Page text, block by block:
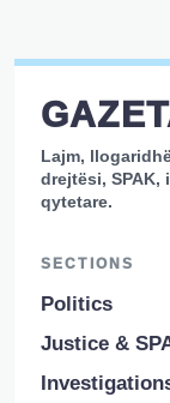
Lajm,
drejtësi, SPAK,
qytetare.
SECTIONS
Politics
Justice &